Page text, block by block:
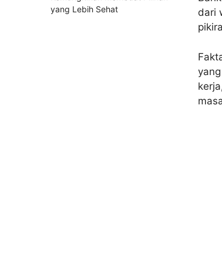
dari
yang Lebih Sehat